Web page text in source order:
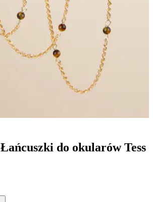
Łańcuszki do okularów Tess